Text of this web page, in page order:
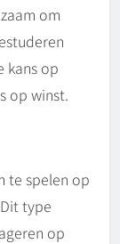
om
kans op
op winst.
te spelen op
type
op